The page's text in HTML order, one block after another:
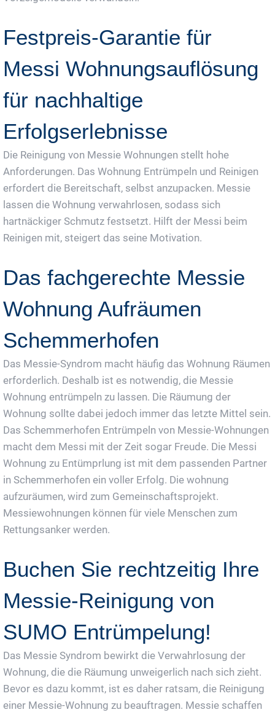
Festpreis-Garantie für
Messi Wohnungsauflösung
für nachhaltige
Erfolgserlebnisse
Die Reinigung von Messie Wohnungen stellt hohe
Anforderungen. Das Wohnung Entrümpeln und Reinigen
erfordert die Bereitschaft, selbst anzupacken. Messie
lassen die Wohnung verwahrlosen, sodass sich
hartnäckiger Schmutz festsetzt. Hilft der Messi beim
Reinigen mit, steigert das seine Motivation.
Das fachgerechte Messie
Wohnung Aufräumen
Schemmerhofen
Das Messie-Syndrom macht häufig das Wohnung Räumen
erforderlich. Deshalb ist es notwendig, die Messie
Wohnung entrümpeln zu lassen. Die Räumung der
Wohnung sollte dabei jedoch immer das letzte Mittel sein.
Das Schemmerhofen Entrümpeln von Messie-Wohnungen
macht dem Messi mit der Zeit sogar Freude. Die Messi
Wohnung zu Entümprlung ist mit dem passenden Partner
in Schemmerhofen ein voller Erfolg. Die wohnung
aufzuräumen, wird zum Gemeinschaftsprojekt.
Messiewohnungen können für viele Menschen zum
Rettungsanker werden.
Buchen Sie rechtzeitig Ihre
Messie-Reinigung von
SUMO Entrümpelung!
Das Messie Syndrom bewirkt die Verwahrlosung der
Wohnung, die die Räumung unweigerlich nach sich zieht.
Bevor es dazu kommt, ist es daher ratsam, die Reinigung
einer Messie-Wohnung zu beauftragen. Messie schaffen